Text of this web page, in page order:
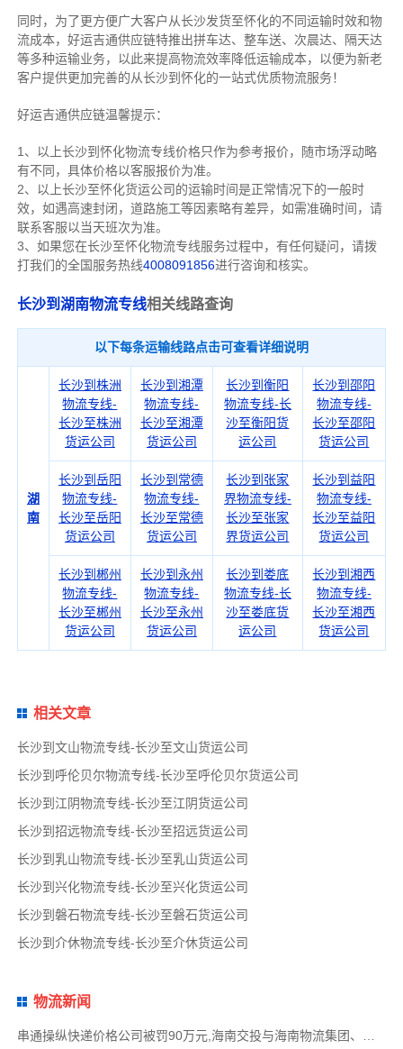
同时，为了更方便广大客户从长沙发货至怀化的不同运输时效和物
流成本，好运吉通供应链特推出拼车达、整车送、次晨达、隔天达
等多种运输业务，以此来提高物流效率降低运输成本，以便为新老
客户提供更加完善的从长沙到怀化的一站式优质物流服务！
好运吉通供应链温馨提示：
1、以上长沙到怀化物流专线价格只作为参考报价，随市场浮动略
有不同，具体价格以客服报价为准。
2、以上长沙至怀化货运公司的运输时间是正常情况下的一般时
效，如遇高速封闭，道路施工等因素略有差异，如需准确时间，请
联系客服以当天班次为准。
3、如果您在长沙至怀化物流专线服务过程中，有任何疑问，请拨
打我们的全国服务热线4008091856进行咨询和核实。
长沙到湖南物流专线相关线路查询
以下每条运输线路点击可查看详细说明
湖
南
长沙到株洲
物流专线-
长沙至株洲
货运公司
长沙到湘潭
物流专线-
长沙至湘潭
货运公司
长沙到衡阳
物流专线-长
沙至衡阳货
运公司
长沙到邵阳
物流专线-
长沙至邵阳
货运公司
长沙到岳阳
物流专线-
长沙至岳阳
货运公司
长沙到常德
物流专线-
长沙至常德
货运公司
长沙到张家
界物流专线-
长沙至张家
界货运公司
长沙到益阳
物流专线-
长沙至益阳
货运公司
长沙到郴州
物流专线-
长沙至郴州
货运公司
长沙到永州
物流专线-
长沙至永州
货运公司
长沙到娄底
物流专线-长
沙至娄底货
运公司
长沙到湘西
物流专线-
长沙至湘西
货运公司
相关文章
长沙到文山物流专线-长沙至文山货运公司
长沙到呼伦贝尔物流专线-长沙至呼伦贝尔货运公司
长沙到江阴物流专线-长沙至江阴货运公司
长沙到招远物流专线-长沙至招远货运公司
长沙到乳山物流专线-长沙至乳山货运公司
长沙到兴化物流专线-长沙至兴化货运公司
长沙到磐石物流专线-长沙至磐石货运公司
长沙到介休物流专线-长沙至介休货运公司
物流新闻